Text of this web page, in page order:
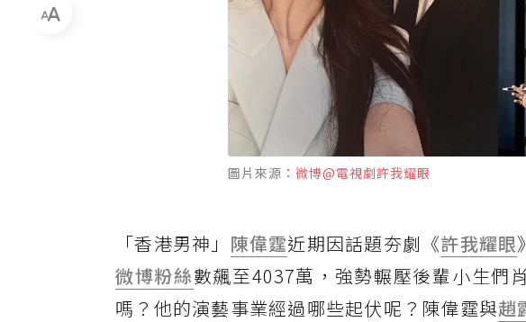
圖片來源： 微博@電視劇許我耀眼
「香港男神」 陳偉霆近期因話題夯劇《許我耀眼
微博粉絲數飆至4037萬，強勢輾壓後輩小生們
嗎？他的演藝事業經過哪些起伏呢？陳偉霆與趙